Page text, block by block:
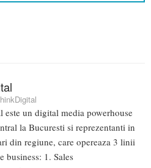
un digital media powerhouse
la Bucuresti si reprezentanti in
din regiune, care opereaza 3 linii
business: 1. Sales